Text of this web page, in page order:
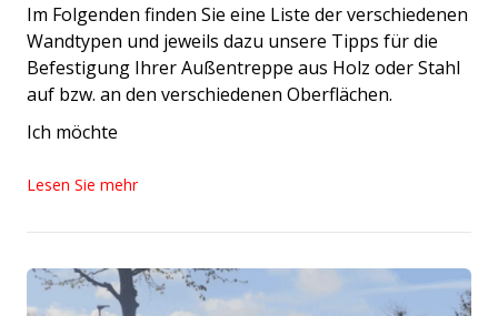
Im Folgenden finden Sie eine Liste der verschiedenen
Wandtypen und jeweils dazu unsere Tipps für die
Befestigung Ihrer Außentreppe aus Holz oder Stahl
auf bzw. an den verschiedenen Oberflächen.
Ich möchte
Lesen Sie mehr